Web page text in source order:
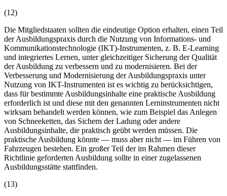
(12)
Die Mitgliedstaaten sollten die eindeutige Option erhalten, einen Teil
der Ausbildungspraxis durch die Nutzung von Informations- und
Kommunikationstechnologie (IKT)-Instrumenten, z. B. E-Learning
und integriertes Lernen, unter gleichzeitiger Sicherung der Qualität
der Ausbildung zu verbessern und zu modernisieren. Bei der
Verbesserung und Modernisierung der Ausbildungspraxis unter
Nutzung von IKT-Instrumenten ist es wichtig zu berücksichtigen,
dass für bestimmte Ausbildungsinhalte eine praktische Ausbildung
erforderlich ist und diese mit den genannten Lerninstrumenten nicht
wirksam behandelt werden können, wie zum Beispiel das Anlegen
von Schneeketten, das Sichern der Ladung oder andere
Ausbildungsinhalte, die praktisch geübt werden müssen. Die
praktische Ausbildung könnte — muss aber nicht — im Führen von
Fahrzeugen bestehen. Ein großer Teil der im Rahmen dieser
Richtlinie geforderten Ausbildung sollte in einer zugelassenen
Ausbildungsstätte stattfinden.
(13)